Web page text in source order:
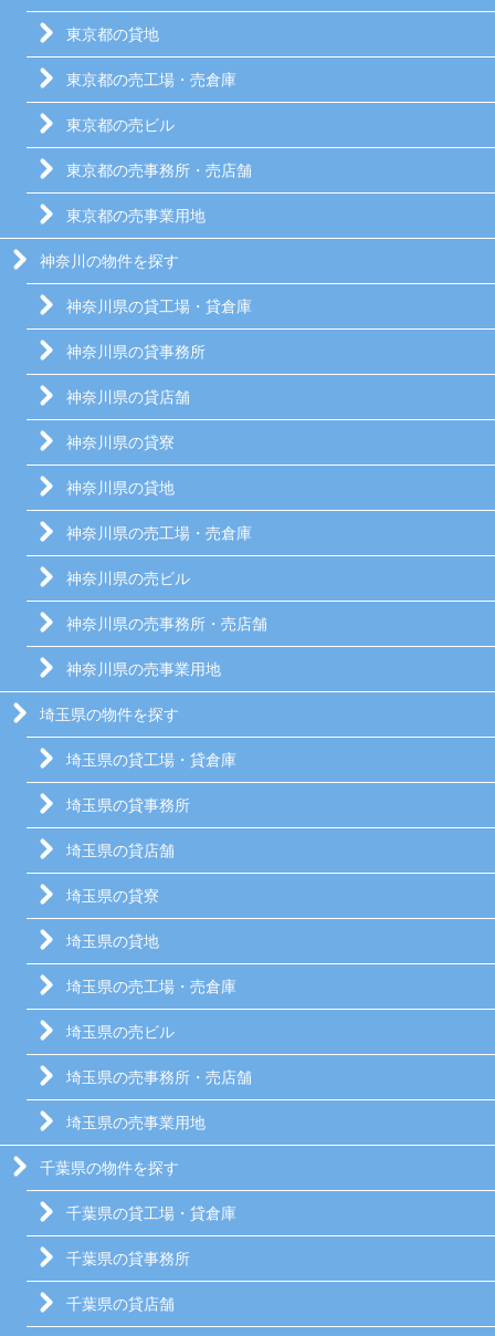
東京都の貸地
東京都の売工場・売倉庫
東京都の売ビル
東京都の売事務所・売店舗
東京都の売事業用地
神奈川の物件を探す
神奈川県の貸工場・貸倉庫
神奈川県の貸事務所
神奈川県の貸店舗
神奈川県の貸寮
神奈川県の貸地
神奈川県の売工場・売倉庫
神奈川県の売ビル
神奈川県の売事務所・売店舗
神奈川県の売事業用地
埼玉県の物件を探す
埼玉県の貸工場・貸倉庫
埼玉県の貸事務所
埼玉県の貸店舗
埼玉県の貸寮
埼玉県の貸地
埼玉県の売工場・売倉庫
埼玉県の売ビル
埼玉県の売事務所・売店舗
埼玉県の売事業用地
千葉県の物件を探す
千葉県の貸工場・貸倉庫
千葉県の貸事務所
千葉県の貸店舗